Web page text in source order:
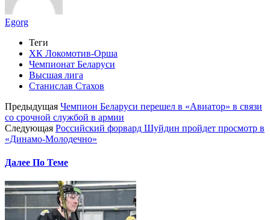
Egorg
Теги
ХК Локомотив-Орша
Чемпионат Беларуси
Высшая лига
Станислав Стахов
Предыдущая Чемпион Беларуси перешел в «Авиатор» в связи
со срочной службой в армии
Следующая Российский форвард Шуйдин пройдет просмотр в
«Динамо-Молодечно»
Далее По Теме